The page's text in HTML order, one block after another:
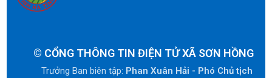
© CỔNG THÔNG TIN ĐIỆN TỬ XÃ SƠN HỒNG
Trưởng Ban biên tập: Phan Xuân Hải - Phó Chủ tịch